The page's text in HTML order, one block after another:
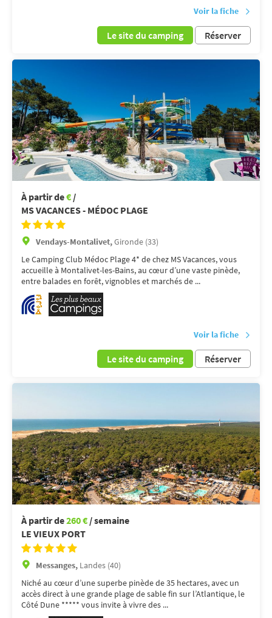
Voir la fiche
Le site du camping Réserver
À partir de€ /
MS VACANCES - MÉDOC PLAGE
Vendays-Montalivet,Gironde (33)
Le Camping Club Médoc Plage 4* de chez MS Vacances, vous
accueille à Montalivet-les-Bains, au cœur d’une vaste pinède,
entre balades en forêt, vignobles et marchés de ...
Voir la fiche
Le site du camping Réserver
À partir de260 € / semaine
LE VIEUX PORT
Messanges, Landes (40)
Niché au cœur d’une superbe pinède de 35 hectares, avec un
accès direct à une grande plage de sable fin sur l’Atlantique, le
Côté Dune ***** vous invite à vivre des ...